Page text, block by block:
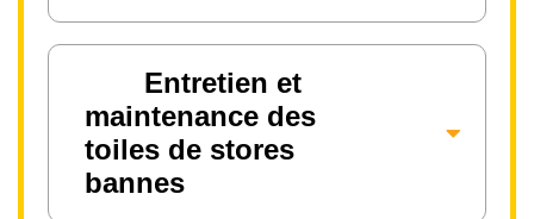
Entretien et
maintenance des
toiles de stores
bannes